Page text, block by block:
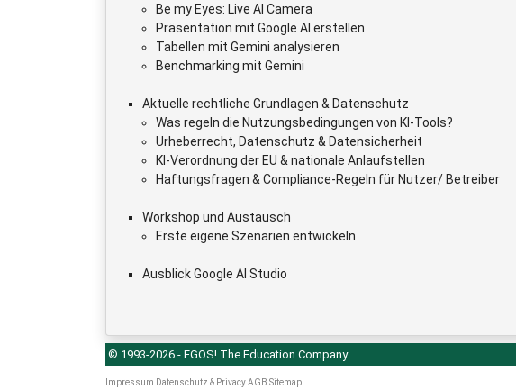
Be my Eyes: Live AI Camera
Präsentation mit Google AI erstellen
Tabellen mit Gemini analysieren
Benchmarking mit Gemini
Aktuelle rechtliche Grundlagen & Datenschutz
Was regeln die Nutzungsbedingungen von KI-Tools?
Urheberrecht, Datenschutz & Datensicherheit
KI-Verordnung der EU & nationale Anlaufstellen
Haftungsfragen & Compliance-Regeln für Nutzer/ Betreiber
Workshop und Austausch
Erste eigene Szenarien entwickeln
Ausblick Google AI Studio
© 1993-2026 - EGOS! The Education Company
Impressum Datenschutz & PrivacyAGB Sitemap